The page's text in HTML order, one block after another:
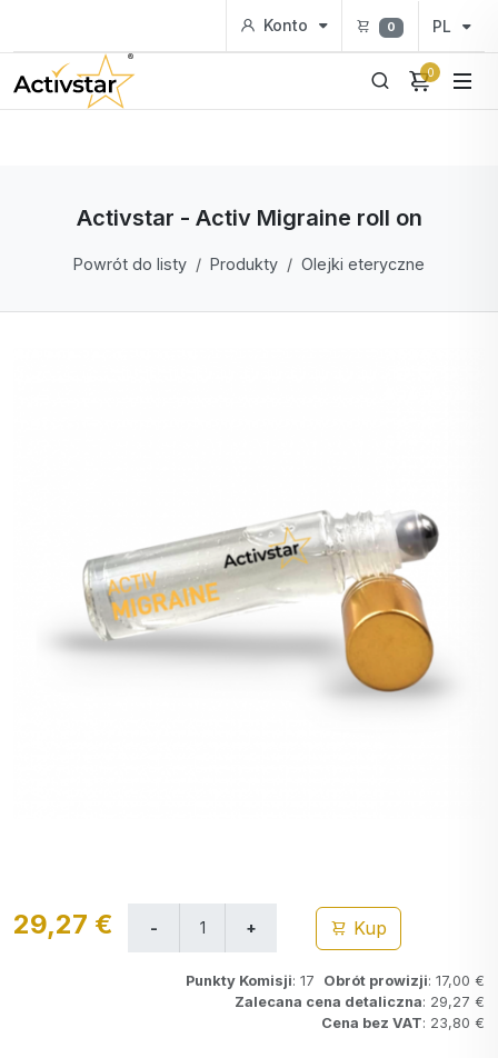
Konto 0 PL
0
Activstar - Activ Migraine roll on
Powrót do listy Produkty Olejki eteryczne
29,27 € Kup
Punkty Komisji: 17 Obrót prowizji: 17,00 €
Zalecana cena detaliczna: 29,27 €
Cena bez VAT: 23,80 €